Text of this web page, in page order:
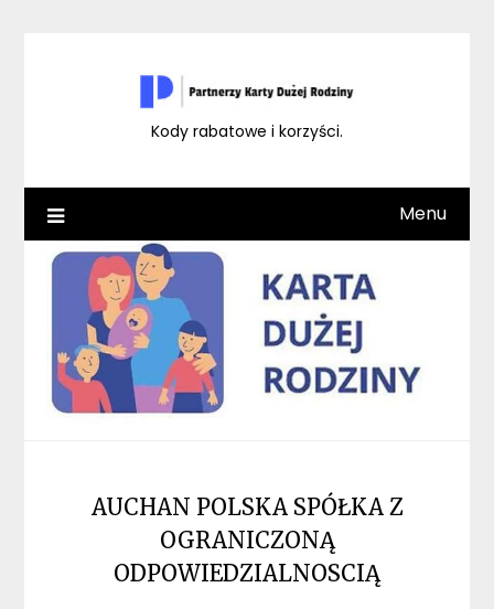
Kody rabatowe i korzyści.
Menu
AUCHAN POLSKA SPÓŁKA Z
OGRANICZONĄ
ODPOWIEDZIALNOSCIĄ